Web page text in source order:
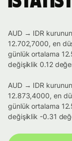
AUD → IDR
12.702,7000, en
günlük ortalama
değişiklik 0.12
AUD → IDR
12.873,4000, en
günlük ortalama
değişiklik -0.31